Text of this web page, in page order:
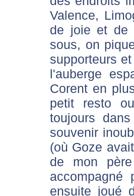
Valence,
de joie et de
sous, on
supporteurs
l'auberge
Corent en
petit resto
toujours
souvenir
(où Goze
de mon
ensuite joué